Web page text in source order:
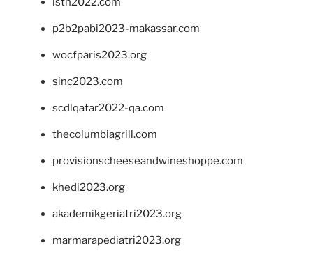
p2b2pabi2023-makassar.com
wocfparis2023.org
sinc2023.com
scdlqatar2022-qa.com
thecolumbiagrill.com
provisionscheeseandwineshoppe.com
khedi2023.org
akademikgeriatri2023.org
marmarapediatri2023.org